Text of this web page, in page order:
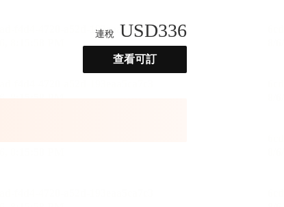
連稅 USD336
查看可訂